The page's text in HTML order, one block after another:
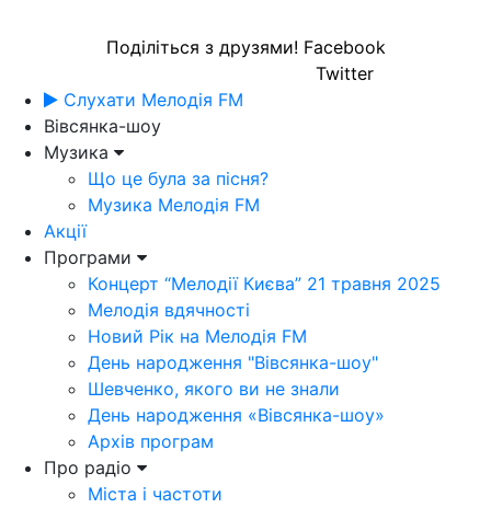
Поділіться з друзями! Facebook
Twitter
Слухати Мелодія FM
Вівсянка-шоу
Музика
Що це була за пісня?
Музика Мелодія FM
Акції
Програми
Концерт “Мелодії Києва” 21 травня 2025
Мелодія вдячності
Новий Рік на Мелодія FM
День народження "Вівсянка-шоу"
Шевченко, якого ви не знали
День народження «Вівсянка-шоу»
Архів програм
Про радіо
Міста і частоти